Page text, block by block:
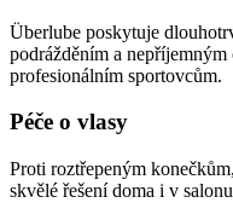
Überlube poskytuje
podrážděním a
profesionálním sportovcům.
Péče o vlasy
Proti roztřepeným
skvělé řešení doma i v